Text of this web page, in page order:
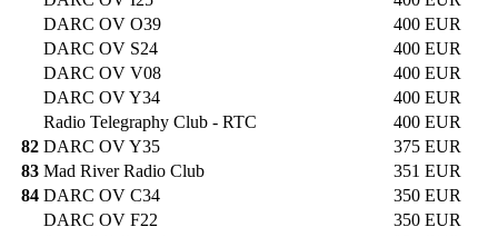
DARC OV O39
400 EUR
DARC OV S24
400 EUR
DARC OV V08
400 EUR
DARC OV Y34
400 EUR
Radio Telegraphy Club - RTC
400 EUR
82 DARC OV Y35
375 EUR
83 Mad River Radio Club
351 EUR
84 DARC OV C34
350 EUR
DARC OV F22
350 EUR